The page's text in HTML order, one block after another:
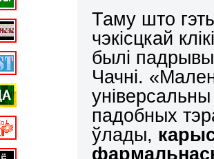
Таму што
чэкісцкай
былі
Чачні.
падобных
ўлады,